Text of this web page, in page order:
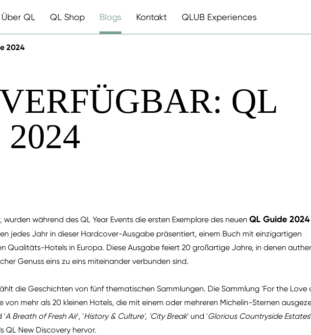
Über QL QL Shop Blogs Kontakt QLUB Experiences
2024
QL
während des QL Year Events die ersten Exemplare des neuen QL Guide 2024
jedes Jahr in dieser Hardcover-Ausgabe präsentiert, einem Buch mit einzigartigen
Qualitäts-Hotels in Europa. Diese Ausgabe feiert 20 großartige Jahre, in denen
Genuss eins zu eins miteinander verbunden sind.
die Geschichten von fünf thematischen Sammlungen. Die Sammlung 'For the Love
von mehr als 20 kleinen Hotels, die mit einem oder mehreren Michelin-Sternen
'A Breath of Fresh Air', 'History & Culture', 'City Break' und 'Glorious Countryside Estates
QL New Discovery hervor.